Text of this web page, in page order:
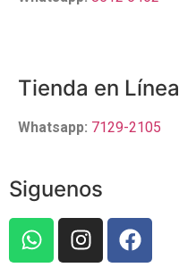
Tienda en Línea
Whatsapp: 7129-2105
Siguenos